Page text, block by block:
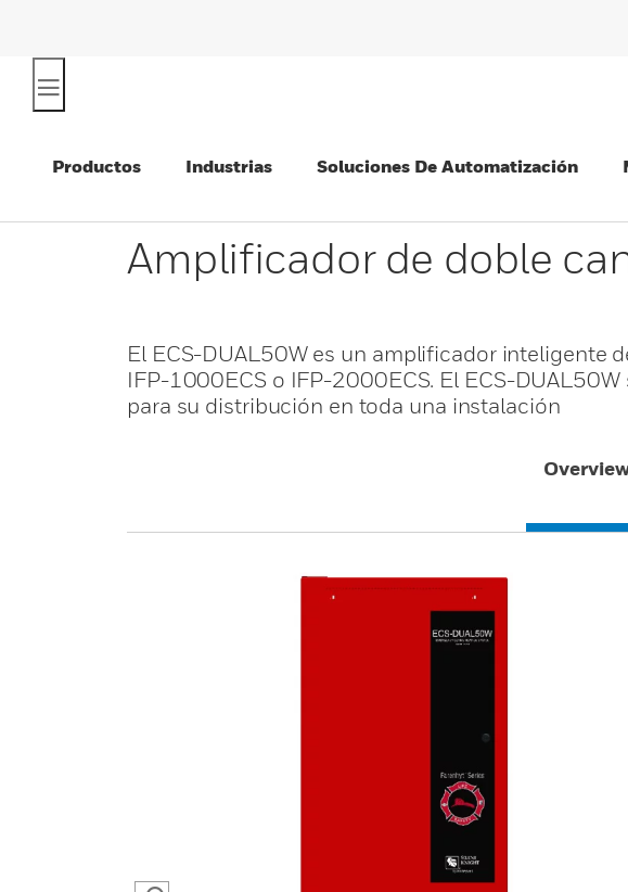
Productos Industrias Soluciones De Automatización
Amplificador de doble
El ECS-DUAL50W es un amplificador inteligente
IFP-1000ECS o IFP-2000ECS. El ECS-
para su distribución en toda una instalación